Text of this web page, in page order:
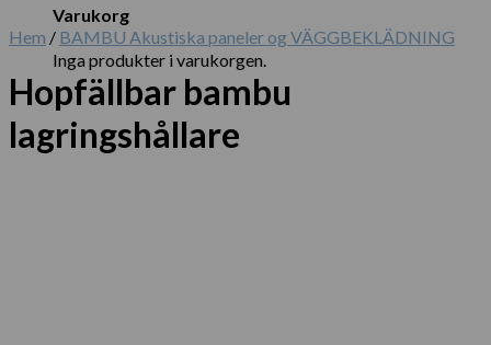
Varukorg
Inga produkter i varukorgen.
Hem / BAMBU Akustiska paneler og VÄGGBEKLÄDNING
Hopfällbar bambu
lagringshållare